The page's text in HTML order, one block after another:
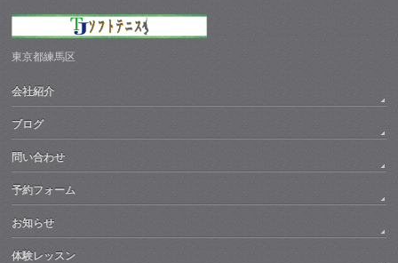
東京都練馬区
会社紹介
ブログ
問い合わせ
予約フォーム
お知らせ
体験レッスン